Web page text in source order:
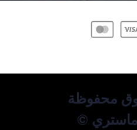
محفوظة
ماستري